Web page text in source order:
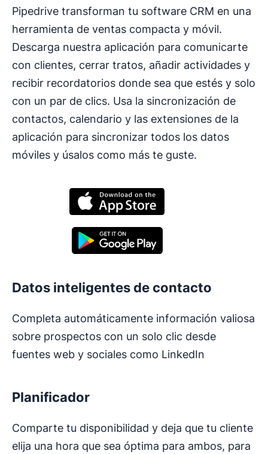
Pipedrive transforman tu software CRM en una
herramienta de ventas compacta y móvil.
Descarga nuestra aplicación para comunicarte
con clientes, cerrar tratos, añadir actividades y
recibir recordatorios donde sea que estés y solo
con un par de clics. Usa la sincronización de
contactos, calendario y las extensiones de la
aplicación para sincronizar todos los datos
móviles y úsalos como más te guste.
Datos inteligentes de contacto
Completa automáticamente información valiosa
sobre prospectos con un solo clic desde
fuentes web y sociales como LinkedIn
Planificador
Comparte tu disponibilidad y deja que tu cliente
elija una hora que sea óptima para ambos, para